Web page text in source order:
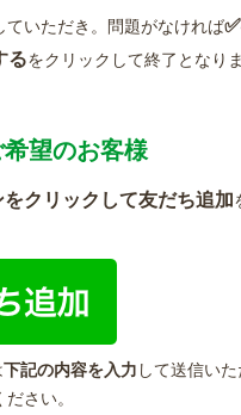
ていただき。問題がなければ
るをクリックして終了となりま
望のお客様
クリックして友だち追加
下記の内容を入力して送信い
さい。